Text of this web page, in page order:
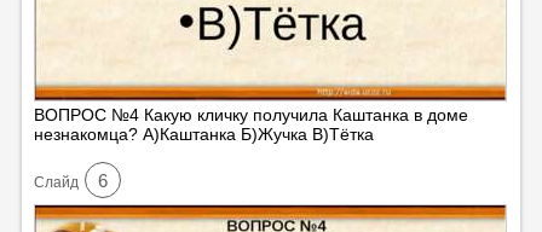
ВОПРОС №4 Какую кличку получила Каштанка в доме
незнакомца? А)Каштанка Б)Жучка В)Тётка
Cлайд 6